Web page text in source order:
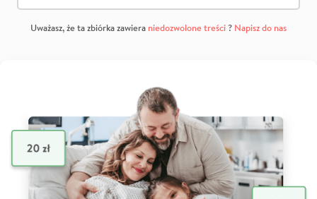
Uważasz, że ta zbiórka zawiera niedozwolone treści? Napisz do nas